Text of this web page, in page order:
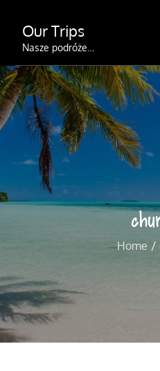
content
Our Trips
Nasze podróże…
Home